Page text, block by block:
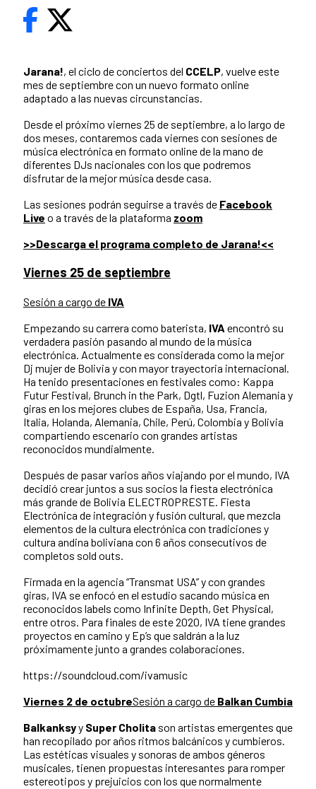
Jarana!, el ciclo de conciertos del CCELP, vuelve este
mes de septiembre con un nuevo formato online
adaptado a las nuevas circunstancias.
Desde el próximo viernes 25 de septiembre, a lo largo de
dos meses, contaremos cada viernes con sesiones de
música electrónica en formato online de la mano de
diferentes DJs nacionales con los que podremos
disfrutar de la mejor música desde casa.
Las sesiones podrán seguirse a través de Facebook
Live o a través de la plataforma zoom
>>Descarga el programa completo de Jarana!<<
Viernes 25 de septiembre
Sesión a cargo de IVA
Empezando su carrera como baterista, IVA encontró su
verdadera pasión pasando al mundo de la música
electrónica. Actualmente es considerada como la mejor
Dj mujer de Bolivia y con mayor trayectoria internacional.
Ha tenido presentaciones en festivales como: Kappa
Futur Festival, Brunch in the Park, Dgtl, Fuzion Alemania y
giras en los mejores clubes de España, Usa, Francia,
Italia, Holanda, Alemania, Chile, Perú, Colombia y Bolivia
compartiendo escenario con grandes artistas
reconocidos mundialmente.
Después de pasar varios años viajando por el mundo, IVA
decidió crear juntos a sus socios la fiesta electrónica
más grande de Bolivia ELECTROPRESTE. Fiesta
Electrónica de integración y fusión cultural, que mezcla
elementos de la cultura electrónica con tradiciones y
cultura andina boliviana con 6 años consecutivos de
completos sold outs.
Firmada en la agencia “Transmat USA” y con grandes
giras, IVA se enfocó en el estudio sacando música en
reconocidos labels como Infinite Depth, Get Physical,
entre otros. Para finales de este 2020, IVA tiene grandes
proyectos en camino y Ep’s que saldrán a la luz
próximamente junto a grandes colaboraciones.
https://soundcloud.com/ivamusic
Viernes 2 de octubreSesión a cargo de Balkan Cumbia
Balkanksyy Super Cholita son artistas emergentes que
han recopilado por años ritmos balcánicos y cumbieros.
Las estéticas visuales y sonoras de ambos géneros
musicales, tienen propuestas interesantes para romper
estereotipos y prejuicios con los que normalmente